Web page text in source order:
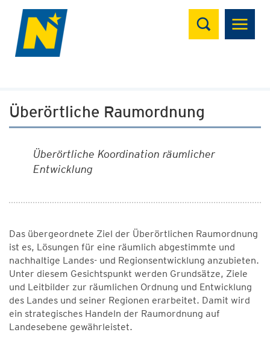
Suchen
Überörtliche Raumordnung
Überörtliche Koordination räumlicher
Entwicklung
Das übergeordnete Ziel der Überörtlichen Raumordnung
ist es, Lösungen für eine räumlich abgestimmte und
nachhaltige Landes- und Regionsentwicklung anzubieten.
Unter diesem Gesichtspunkt werden Grundsätze, Ziele
und Leitbilder zur räumlichen Ordnung und Entwicklung
des Landes und seiner Regionen erarbeitet. Damit wird
ein strategisches Handeln der Raumordnung auf
Landesebene gewährleistet.